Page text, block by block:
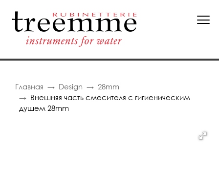
Главная Design
28mm
Внешняя часть смесителя с гигиеническим
душем 28mm